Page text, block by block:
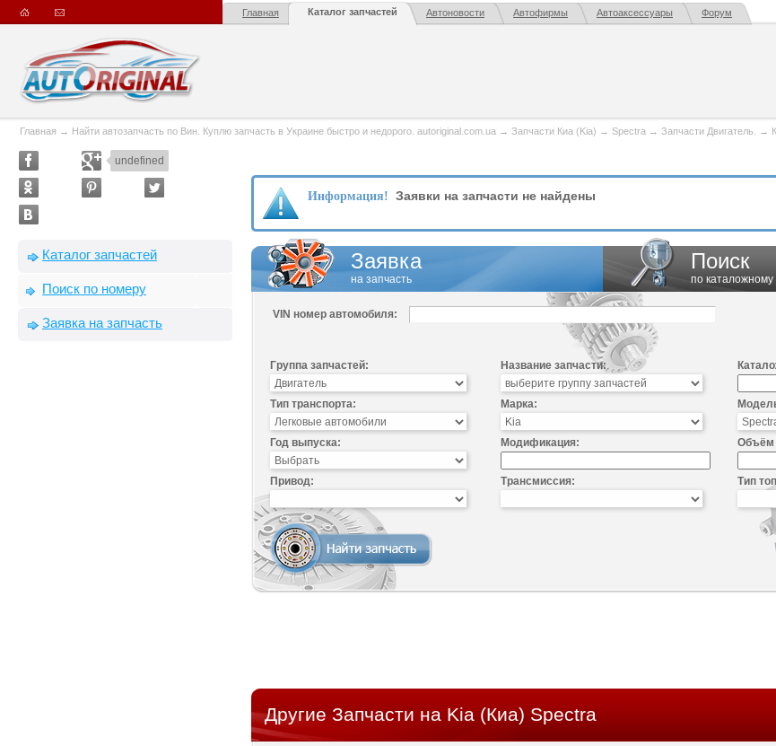
Главная Каталог запчастей Автоновости Автофирмы Автоаксессуары Форум
Главная → Найти автозапчасть по Вин. Куплю запчасть в Украине быстро и недорого. autoriginal.com.ua → Запчасти Киа (Kia) → Spectra → Запчасти Двигатель. →
undefined
Каталог запчастей
Поиск по номеру
Заявка на запчасть
Информация! Заявки на запчасти не найдены
Заявка
на запчасть
Поиск
по
VIN номер автомобиля:
Группа запчастей: Название запчасти:
Тип транспорта: Марка:
Год выпуска: Модификация: Объём
Привод: Трансмиссия: Тип
Другие Запчасти на Kia (Киа) Spectra